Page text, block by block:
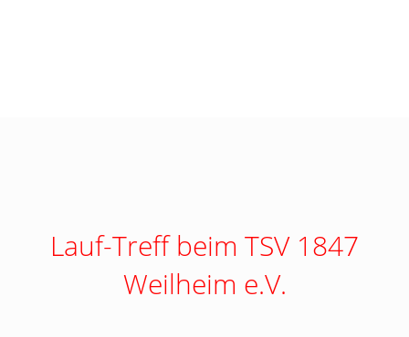
Lauf-Treff beim TSV 1847
Weilheim e.V.